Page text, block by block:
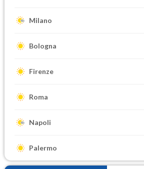
Milano
Bologna
Firenze
Roma
Napoli
Palermo